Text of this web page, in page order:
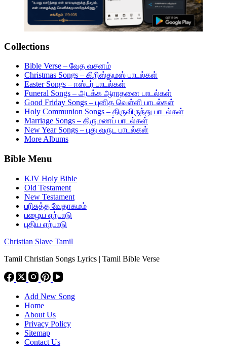
Collections
Bible Verse – வேத வசனம்
Christmas Songs – கிறிஸ்துமஸ் பாடல்கள்
Easter Songs – ஈஸ்டர் பாடல்கள்
Funeral Songs – அடக்க ஆராதனை பாடல்கள்
Good Friday Songs – புனித வெள்ளி பாடல்கள்
Holy Communion Songs – திருவிருந்து பாடல்கள்
Marriage Songs – திருமணப் பாடல்கள்
New Year Songs – புது வருட பாடல்கள்
More Albums
Bible Menu
KJV Holy Bible
Old Testament
New Testament
பரிசுத்த வேதாகமம்
பழைய ஏற்பாடு
புதிய ஏற்பாடு
Christian Slave Tamil
Tamil Christian Songs Lyrics | Tamil Bible Verse
Add New Song
Home
About Us
Privacy Policy
Sitemap
Contact Us